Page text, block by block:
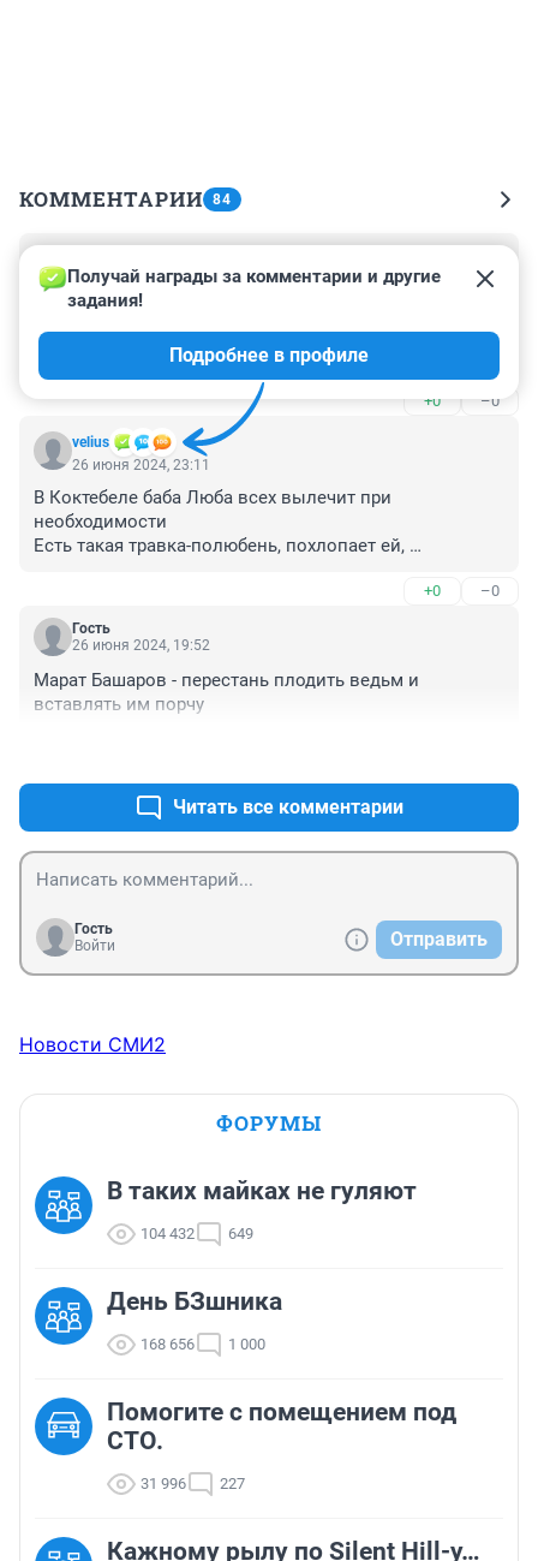
КОММЕНТАРИИ 84
27 июня 2024, 06:38
Это такое теперь в СМИ народное просвещение, а в
комментариях - взаимообогащение средневековыми
+0 –0
velius
Получай награды за комментарии и другие
задания!
Подробнее в профиле
26 июня 2024, 23:11
В Коктебеле баба Люба всех вылечит при
необходимости
Есть такая травка-полюбень, похлопает ей,
+0 –0
Гость
26 июня 2024, 19:52
Марат Башаров - перестань плодить ведьм и
вставлять им порчу
Читать все комментарии
Гость
Войти
Отправить
Новости СМИ2
ФОРУМЫ
В таких майках не гуляют
104 432 649
День БЗшника
168 656 1 000
Помогите с помещением под
СТО.
31 996 227
Кажному рылу по Silent Hill-у…